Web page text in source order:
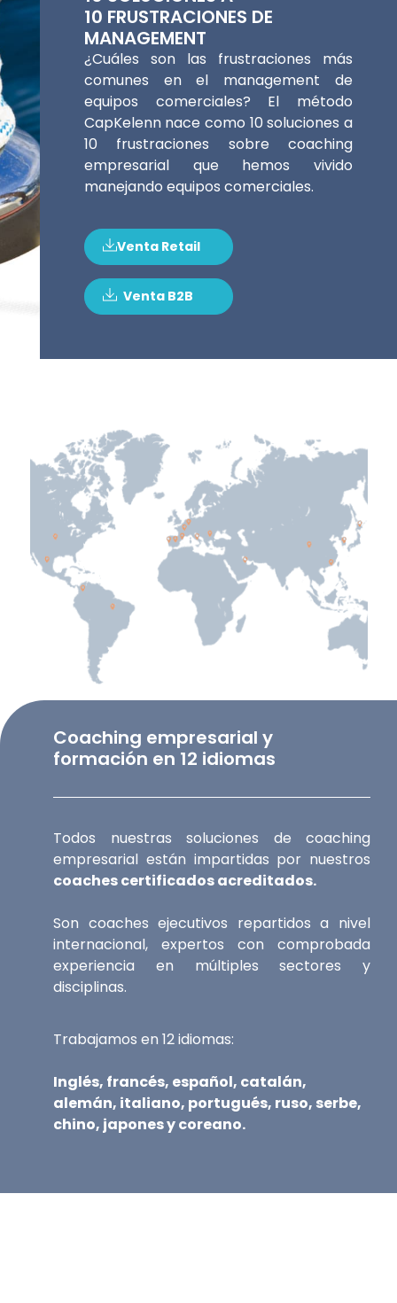
10 FRUSTRACIONES DE
MANAGEMENT
¿Cuáles son las frustraciones más
comunes en el management de
equipos comerciales? El método
CapKelenn nace como 10 soluciones a
10 frustraciones sobre coaching
empresarial que hemos vivido
manejando equipos comerciales.
Venta Retail
Venta B2B
Coaching empresarial y
formación en 12 idiomas
Todos nuestras soluciones de coaching
empresarial están impartidas por nuestros
coaches certificados acreditados.
Son coaches ejecutivos repartidos a nivel
internacional, expertos con comprobada
experiencia en múltiples sectores y
disciplinas.
Trabajamos en 12 idiomas:
Inglés, francés, español, catalán,
alemán, italiano, portugués, ruso, serbe,
chino, japones y coreano.